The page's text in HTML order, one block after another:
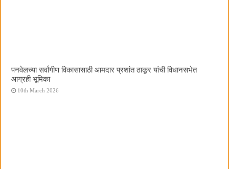
पनवेलच्या सर्वांगीण विकासासाठी आमदार प्रशांत ठाकूर यांची विधानसभेत
आग्रही भूमिका
10th March 2026